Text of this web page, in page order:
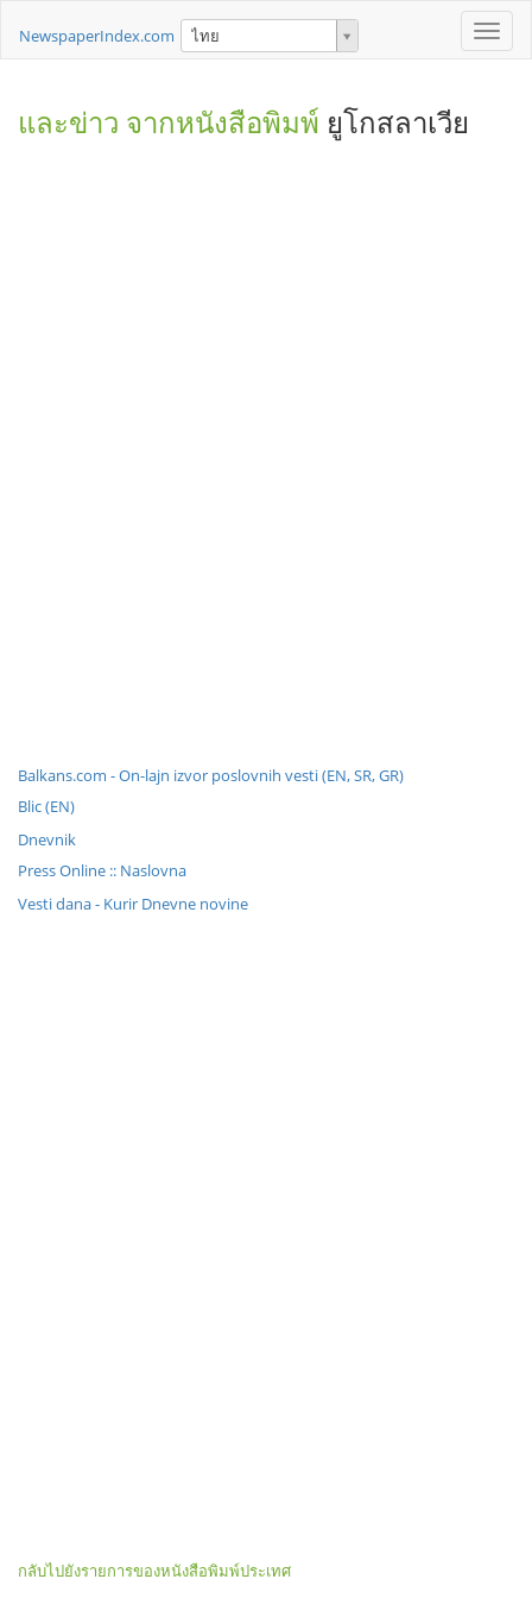
Toggle
NewspaperIndex.com ไทย
และข่าว จากหนังสือพิมพ์ ยูโกสลาเวีย
Balkans.com - On-lajn izvor poslovnih vesti (EN, SR, GR)
Blic (EN)
Dnevnik
Press Online :: Naslovna
Vesti dana - Kurir Dnevne novine
กลับไปยังรายการของหนังสือพิมพ์ประเทศ